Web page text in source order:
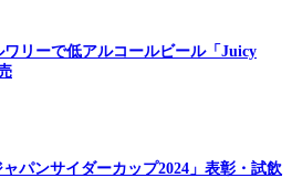
リーで低アルコールビール「Juicy
パンサイダーカップ2024」表彰・試飲